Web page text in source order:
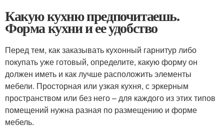
Какую кухню предпочитаешь.
Форма кухни и ее удобство
Перед тем, как заказывать кухонный гарнитур либо
покупать уже готовый, определите, какую форму он
должен иметь и как лучше расположить элементы
мебели. Просторная или узкая кухня, с эркерным
пространством или без него – для каждого из этих типов
помещений нужна разная по размещению и форме
мебель.